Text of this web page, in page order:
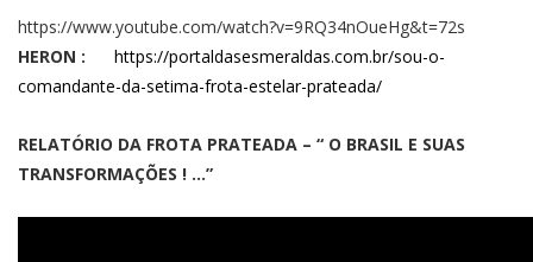
https://www.youtube.com/watch?v=9RQ34nOueHg&t=72s
HERON : https://portaldasesmeraldas.com.br/sou-o-
comandante-da-setima-frota-estelar-prateada/
RELATÓRIO DA FROTA PRATEADA – “ O BRASIL E SUAS
TRANSFORMAÇÕES ! …”